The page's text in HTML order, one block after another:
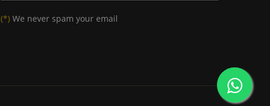
(*) We never spam your email